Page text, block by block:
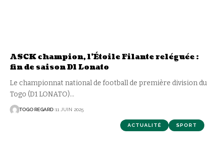
ASCK champion, l’Étoile Filante reléguée :
fin de saison D1 Lonato
Le championnat national de football de première division du
Togo (D1 LONATO)…
TOGO REGARD 11 JUIN 2025
ACTUALITÉ SPORT